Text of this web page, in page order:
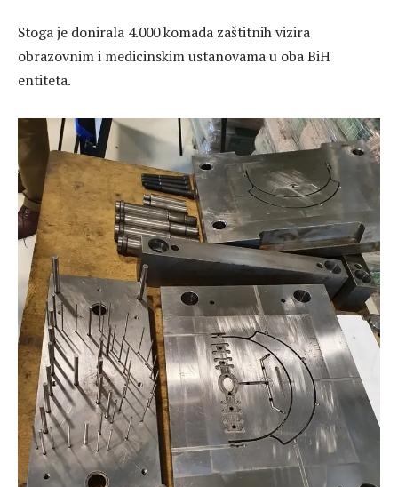
Stoga je donirala 4.000 komada zaštitnih vizira
obrazovnim i medicinskim ustanovama u oba BiH
entiteta.